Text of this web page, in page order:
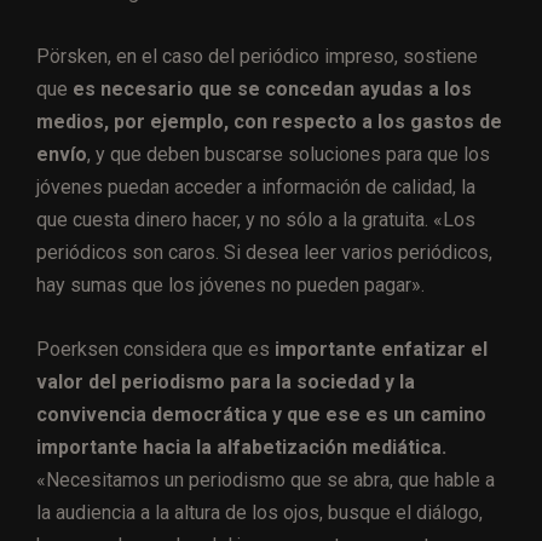
Pörsken, en el caso del periódico impreso, sostiene
que es necesario que se concedan ayudas a los
medios, por ejemplo, con respecto a los gastos de
envío, y que deben buscarse soluciones para que los
jóvenes puedan acceder a información de calidad, la
que cuesta dinero hacer, y no sólo a la gratuita. «Los
periódicos son caros. Si desea leer varios periódicos,
hay sumas que los jóvenes no pueden pagar».
Poerksen considera que es importante enfatizar el
valor del periodismo para la sociedad y la
convivencia democrática y que ese es un camino
importante hacia la alfabetización mediática.
«Necesitamos un periodismo que se abra, que hable a
la audiencia a la altura de los ojos, busque el diálogo,